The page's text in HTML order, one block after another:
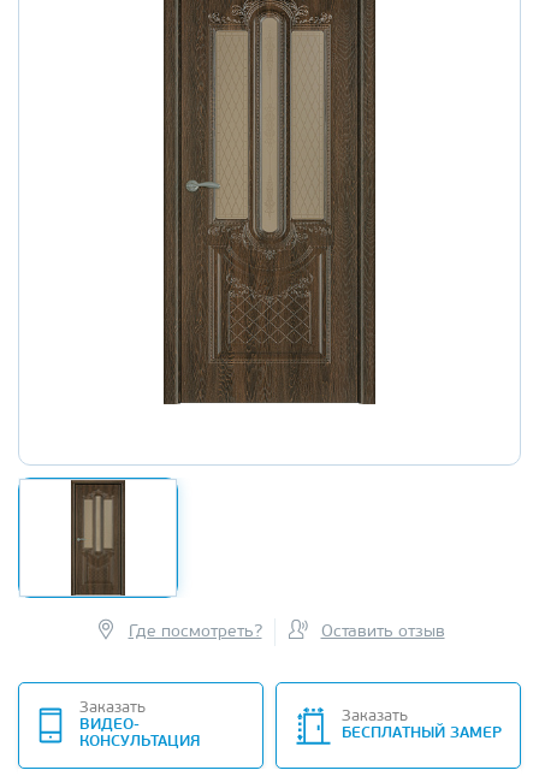
Где посмотреть? Оставить отзыв
Заказать
ВИДЕО-
КОНСУЛЬТАЦИЯ
Заказать
БЕСПЛАТНЫЙ ЗАМЕР